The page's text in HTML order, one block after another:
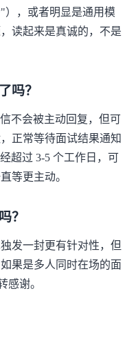
），或者明显是通用模
读起来是真诚的，不是
吗？
不会被主动回复，但可
正常等待面试结果通知
超过 3-5 个工作日，可
等更主动。
？
发一封更有针对性，但
果是多人同时在场的面
感谢。